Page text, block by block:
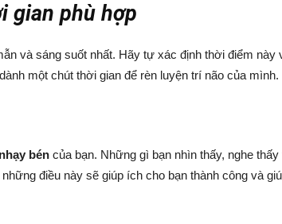
gian phù hợp
và sáng suốt nhất. Hãy tự xác định thời điểm
một chút thời gian để rèn luyện trí não của mình.
bén của bạn. Những gì bạn nhìn thấy, nghe
điều này sẽ giúp ích cho bạn thành công và